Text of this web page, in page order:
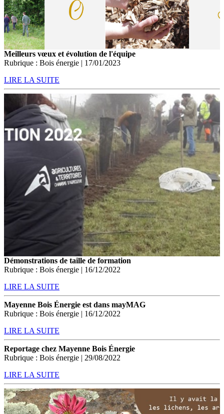
Meilleurs vœux et évolution de l'équipe
Rubrique : Bois énergie | 17/01/2023
LIRE LA SUITE
Démonstrations de taille de formation
Rubrique : Bois énergie | 16/12/2022
LIRE LA SUITE
Mayenne Bois Énergie est dans mayMAG
Rubrique : Bois énergie | 16/12/2022
LIRE LA SUITE
Reportage chez Mayenne Bois Énergie
Rubrique : Bois énergie | 29/08/2022
LIRE LA SUITE